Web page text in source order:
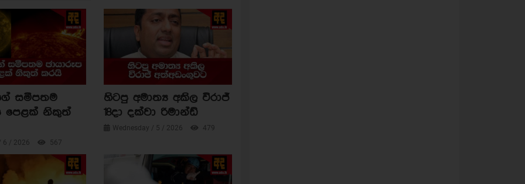
සමීපතම
පෙළක් නිකුත්
6 / 2026 567
හිටපු අමාත්‍ය අකිල විරාජ්
18දා දක්වා රිමාන්ඩ්
Wednesday / 5 / 2026 479